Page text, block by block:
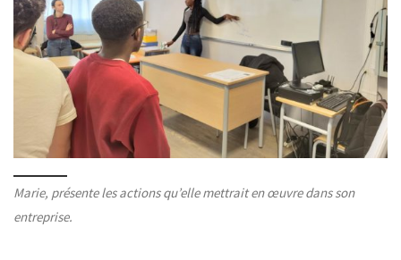
Marie, présente les actions qu’elle mettrait en œuvre dans son
entreprise.